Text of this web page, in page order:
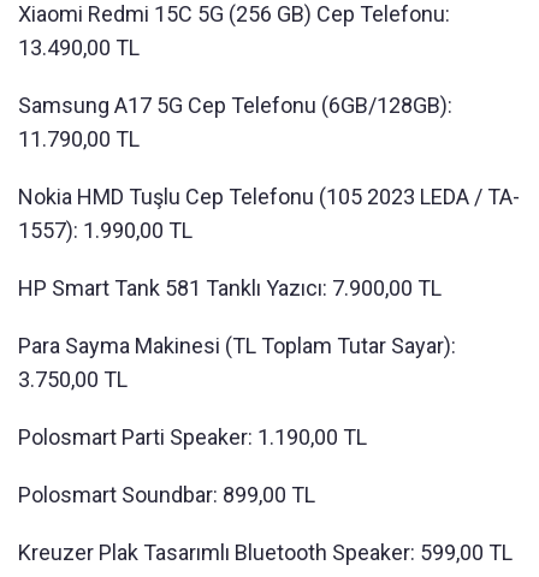
Xiaomi Redmi 15C 5G (256 GB) Cep Telefonu:
13.490,00 TL
Samsung A17 5G Cep Telefonu (6GB/128GB):
11.790,00 TL
Nokia HMD Tuşlu Cep Telefonu (105 2023 LEDA / TA-
1557): 1.990,00 TL
HP Smart Tank 581 Tanklı Yazıcı: 7.900,00 TL
Para Sayma Makinesi (TL Toplam Tutar Sayar):
3.750,00 TL
Polosmart Parti Speaker: 1.190,00 TL
Polosmart Soundbar: 899,00 TL
Kreuzer Plak Tasarımlı Bluetooth Speaker: 599,00 TL